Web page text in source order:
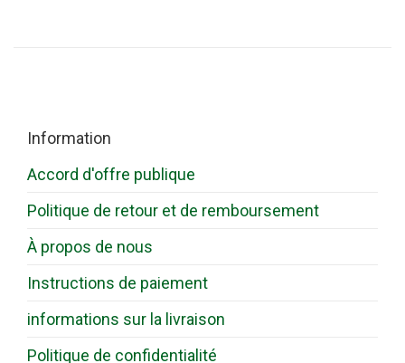
Information
Accord d'offre publique
Politique de retour et de remboursement
À propos de nous
Instructions de paiement
informations sur la livraison
Politique de confidentialité